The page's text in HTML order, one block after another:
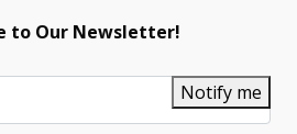
to Our Newsletter!
Notify me